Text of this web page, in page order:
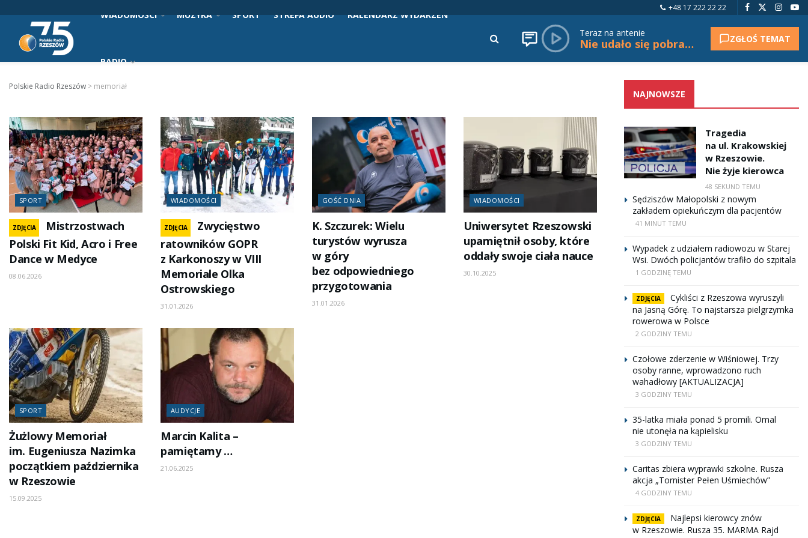
+48 17 222 22 22
WIADOMOŚCI MUZYKA SPORT STREFA AUDIO KALENDARZ WYDARZEŃ
RADIO
Teraz na antenie
Nie udało się pobrać tytułu. ZGŁOŚ TEMAT
Polskie Radio Rzeszów > memoriał
SPORT
ZDJĘCIA
Mistrzostwach
Polski Fit Kid, Acro i Free
Dance w Medyce
08.06.2026
WIADOMOŚCI
ZDJĘCIA
Zwycięstwo
ratowników GOPR
z Karkonoszy w VIII
Memoriale Olka
Ostrowskiego
31.01.2026
GOŚĆ DNIA
K. Szczurek: Wielu
turystów wyrusza
w góry
bez odpowiedniego
przygotowania
31.01.2026
WIADOMOŚCI
Uniwersytet Rzeszowski
upamiętnił osoby, które
oddały swoje ciała nauce
30.10.2025
SPORT
Żużlowy Memoriał
im. Eugeniusza Nazimka
początkiem października
w Rzeszowie
15.09.2025
AUDYCJE
Marcin Kalita –
pamiętamy …
21.06.2025
NAJNOWSZE
Tragedia
na ul. Krakowskiej
w Rzeszowie.
Nie żyje kierowca
48 SEKUND TEMU
Sędziszów Małopolski z nowym
zakładem opiekuńczym dla pacjentów
41 MINUT TEMU
Wypadek z udziałem radiowozu w Starej
Wsi. Dwóch policjantów trafiło do szpitala
1 GODZINĘ TEMU
ZDJĘCIA
Cykliści z Rzeszowa wyruszyli
na Jasną Górę. To najstarsza pielgrzymka
rowerowa w Polsce
2 GODZINY TEMU
Czołowe zderzenie w Wiśniowej. Trzy
osoby ranne, wprowadzono ruch
wahadłowy [AKTUALIZACJA]
3 GODZINY TEMU
35-latka miała ponad 5 promili. Omal
nie utonęła na kąpielisku
3 GODZINY TEMU
Caritas zbiera wyprawki szkolne. Rusza
akcja „Tornister Pełen Uśmiechów”
4 GODZINY TEMU
ZDJĘCIA
Najlepsi kierowcy znów
w Rzeszowie. Rusza 35. MARMA Rajd